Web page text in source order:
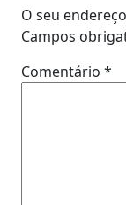
O seu
Campos
Comentário *